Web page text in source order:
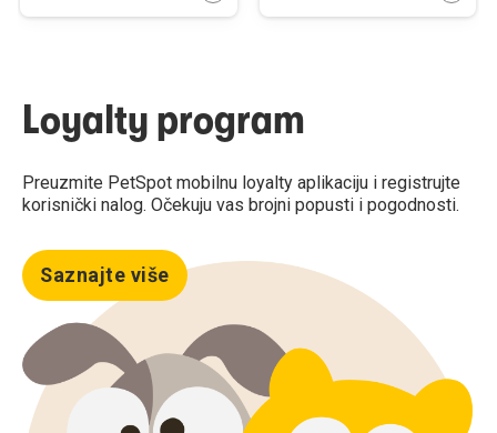
Loyalty program
Preuzmite PetSpot mobilnu loyalty aplikaciju i registrujte
korisnički nalog. Očekuju vas brojni popusti i pogodnosti.
Saznajte više